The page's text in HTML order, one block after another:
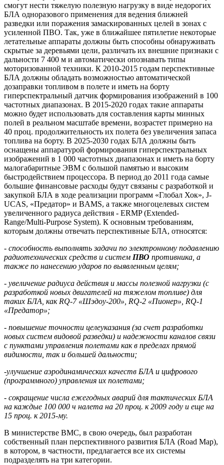
смогут нести тяжелую полезную нагрузку в виде недорогих
БЛА одноразового применения для ведения ближней
разведки или поражения замаскированных целей в зонах с
усиленной ПВО. Так, уже в ближайшее пятилетие некоторые
летательные аппараты должны быть способны обнаруживать
скрытые за деревьями цели, различать их внешние признаки с
дальности 7 400 м и автоматически опознавать типы
моторизованной техники. К 2010-2015 годам перспективные
БЛА должны обладать возможностью автоматической
дозаправки топливом в полете и иметь на борту
гиперспектральный датчик формирования изображений в 100
частотных диапазонах. В 2015-2020 годах такие аппараты
можно будет использовать для составления карты минных
полей в реальном масштабе времени, возрастет примерно на
40 проц. продолжительность их полета без увеличения запаса
топлива на борту. В 2025-2030 годах БЛА должны быть
оснащены аппаратурой формирования гиперспектральных
изображений в 1 000 частотных диапазонах и иметь на борту
малогабаритные ЭВМ с большой памятью и высоким
быстродействием процессора. В период до 2011 года самые
большие финансовые расходы будут связаны с разработкой и
закупкой БЛА в ходе реализации программ «Глобал Хок», J-
UCAS, «Предатор» и BAMS, а также многоцелевых систем
увеличенного радиуса действия - ERMP (Extended-
Range/Multi-Purpose System). К основным требованиям,
которым должны отвечать перспективные БЛА, относятся:
- способность выполнять задачи по электронному подавлению
радиотехнических средств и систем ПВО противника, а
также по нанесению ударов по выявленным целям;
- увеличение радиуса действия и массы полезной нагрузки (с
разработкой новых двигателей на тяжелом топливе) для
таких БЛА, как RQ-7 «Шэдоу-200», RQ-2 «Пионер», RQ-1
«Предатор»;
- повышение точности целеуказания (за счет разработки
новых систем видовой разведки) и надежности каналов связи
с пунктами управления полетами как в пределах прямой
видимости, так и большей дальности;
-улучшение аэродинамических качеств БЛА и цифрового
(программного) управления их полетами;
- сокращение числа ежегодных аварий для тактических БЛА
на каждые 100 000 ч налета на 20 проц. к 2009 году и еще на
15 проц. к 2015-му.
В министерстве ВМС, в свою очередь, был разработан
собственный план перспективного развития БЛА (Road Map),
в котором, в частности, предлагается все их системы
подразделять на три категории.